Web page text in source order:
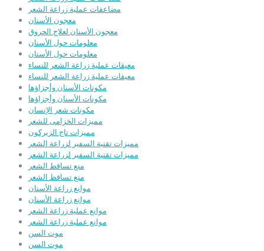
مضاعفات عملية زراعة الشعر
معجون الأسنان
معجون الأسنان لعلاج الحروق
معلومات حول الأسنان
معلومات حول الأسنان
معيقات عملية زراعة الشعر للنساء
معيقات عملية زراعة الشعر للنساء
مكونات الأسنان وأجزاؤها
مكونات الأسنان وأجزاؤها
مكونات شعر الإنسان
مميزات الخزامى للشعر
مميزات تاج الزيركون
مميزات تقنية السفير لزراعة الشعر
مميزات تقنية السفير لزراعة الشعر
منع تساقط الشعر
منع تساقط الشعر
موانع زراعة الأسنان
موانع زراعة الأسنان
موانع عملية زراعة الشعر
موانع عملية زراعة الشعر
موت السن
موت السن